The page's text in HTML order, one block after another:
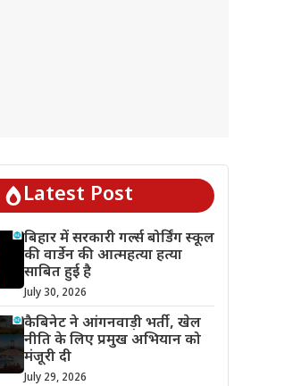
Latest Post
बिहार में सरकारी गर्ल्स बोर्डिंग स्कूल
की वार्डेन की आत्महत्या हत्या
साबित हुई है
July 30, 2026
कैबिनेट ने आंगनवाड़ी भर्ती, खेल
नीति के लिए प्रमुख अभियान को
मंजूरी दी
July 29, 2026